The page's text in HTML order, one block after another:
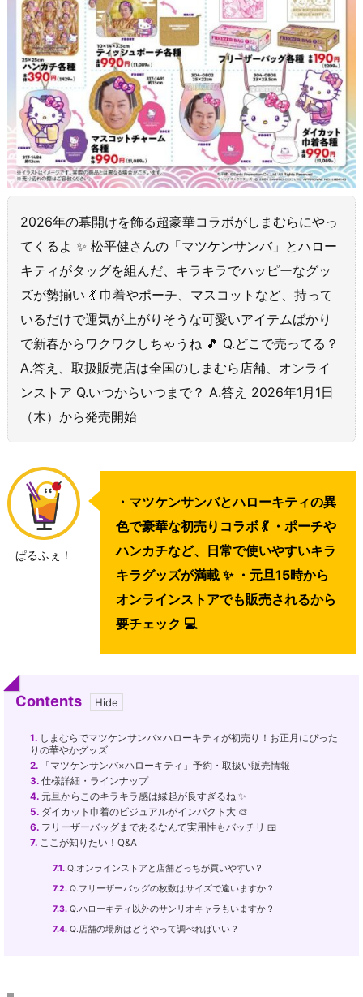
2026年の幕開けを飾る超豪華コラボがしまむらにやっ
てくるよ ✨ 松平健さんの「マツケンサンバ」とハロー
キティがタッグを組んだ、キラキラでハッピーなグッ
ズが勢揃い 💃 巾着やポーチ、マスコットなど、持って
いるだけで運気が上がりそうな可愛いアイテムばかり
で新春からワクワクしちゃうね 🎵 Q.どこで売ってる？
A.答え、取扱販売店は全国のしまむら店舗、オンライ
ンストア Q.いつからいつまで？ A.答え 2026年1月1日
（木）から発売開始
ぱるふぇ！
・マツケンサンバとハローキティの異
色で豪華な初売りコラボ 💃 ・ポーチや
ハンカチなど、日常で使いやすいキラ
キラグッズが満載 ✨ ・元旦15時から
オンラインストアでも販売されるから
要チェック 💻
Contents
1. しまむらでマツケンサンバ×ハローキティが初売り！お正月にぴった
りの華やかグッズ
2. 「マツケンサンバ×ハローキティ」予約・取扱い販売情報
3. 仕様詳細・ラインナップ
4. 元旦からこのキラキラ感は縁起が良すぎるね ✨
5. ダイカット巾着のビジュアルがインパクト大 🎨
6. フリーザーバッグまであるなんて実用性もバッチリ 🍱
7. ここが知りたい！Q&A
7.1. Q.オンラインストアと店舗どっちが買いやすい？
7.2. Q.フリーザーバッグの枚数はサイズで違いますか？
7.3. Q.ハローキティ以外のサンリオキャラもいますか？
7.4. Q.店舗の場所はどうやって調べればいい？